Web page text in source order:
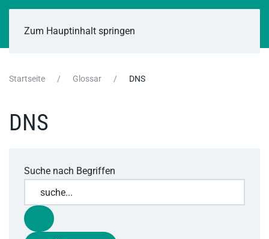
Zum Hauptinhalt springen
Startseite Glossar DNS
DNS
Suche nach Begriffen